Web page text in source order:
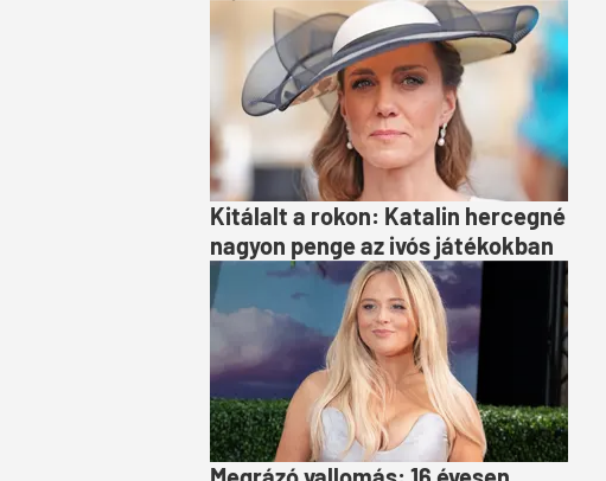
Kitálalt a rokon: Katalin hercegné
nagyon penge az ivós játékokban